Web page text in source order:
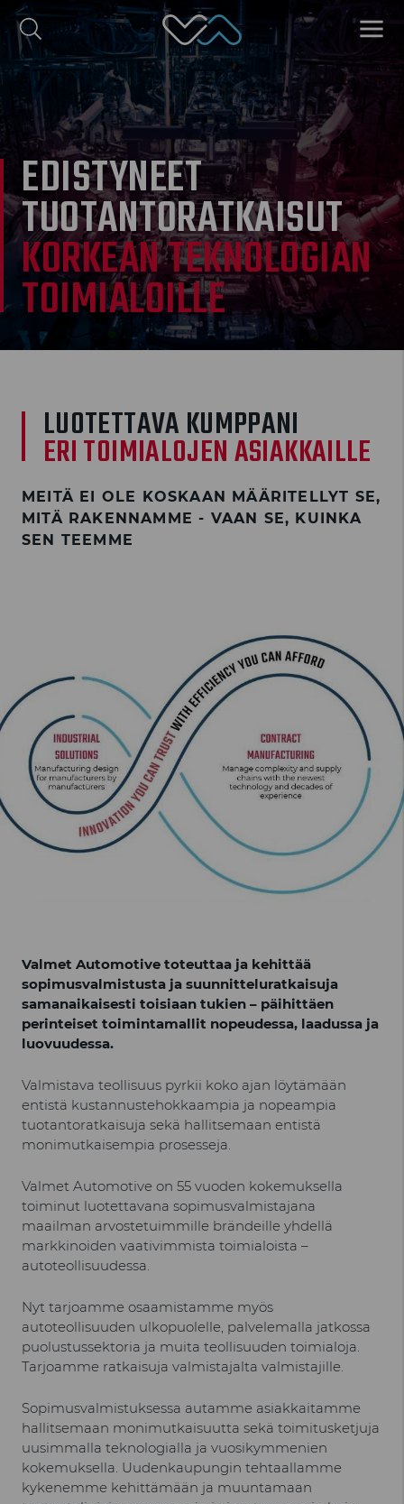
Valmet Automotive
EDISTYNEET
TUOTANTORATKAISUT
KORKEAN TEKNOLOGIAN
TOIMIALOILLE
LUOTETTAVA KUMPPANI
ERI TOIMIALOJEN ASIAKKAILLE
MEITÄ EI OLE KOSKAAN MÄÄRITELLYT SE,
MITÄ RAKENNAMME - VAAN SE, KUINKA
SEN TEEMME
Valmet Automotive toteuttaa ja kehittää
sopimusvalmistusta ja suunnitteluratkaisuja
samanaikaisesti toisiaan tukien – päihittäen
perinteiset toimintamallit nopeudessa, laadussa ja
luovuudessa.
Valmistava teollisuus pyrkii koko ajan löytämään
entistä kustannustehokkaampia ja nopeampia
tuotantoratkaisuja sekä hallitsemaan entistä
monimutkaisempia prosesseja.
Valmet Automotive on 55 vuoden kokemuksella
toiminut luotettavana sopimusvalmistajana
maailman arvostetuimmille brändeille yhdellä
markkinoiden vaativimmista toimialoista –
autoteollisuudessa.
Nyt tarjoamme osaamistamme myös
autoteollisuuden ulkopuolelle, palvelemalla jatkossa
puolustussektoria ja muita teollisuuden toimialoja.
Tarjoamme ratkaisuja valmistajalta valmistajille.
Sopimusvalmistuksessa autamme asiakkaitamme
hallitsemaan monimutkaisuutta sekä toimitusketjuja
uusimmalla teknologialla ja vuosikymmenien
kokemuksella. Uudenkaupungin tehtaallamme
kykenemme kehittämään ja muuntamaan